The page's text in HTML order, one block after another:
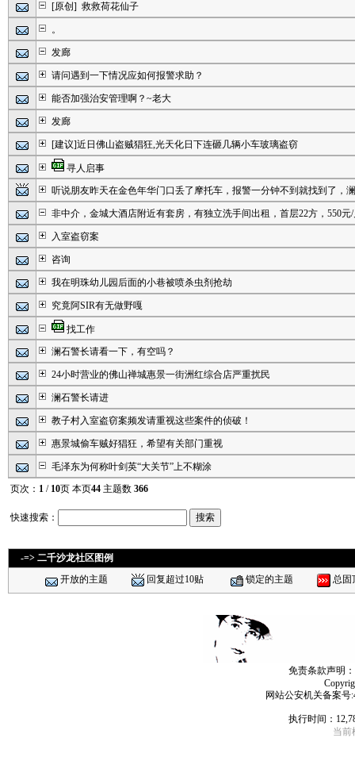
[原创] 救救荷花仙子
。
发廊
请问遇到一下情况应如何报警求助？
能否加强治安管理啊？~老大
发廊
[建议]近日佛山盗贼猖狂,光天化日下连砸几辆小车玻璃盗窃
寻人启事
听说朋友昨天在金色年华门口丢了摩托车，报警一分钟不到就找到了，
非中介，金城大酒店附近有套房，有独立洗手间出租，首层22方，550元
入室盗窃案
咨询
我在明珠幼儿园后面的小巷被喷杀虫剂抢劫
究竟阿SIR有无做野嘎
找工作
澜石警长请看一下，有空吗？
24小时营业的佛山禅城惠景一街洲红综合店严重扰民
澜石警长请进
教子村入室盗窃案频发请重视这些案件的侦破！
惠景城偷车贼好猖狂，希望有关部门重视
毛泽东为何称叶剑英“大关节”上不糊涂
页次： 1 /10页 本页44 主题数 366
快速搜索：
-=> 二千沙龙社区图例
开放的主题
回复超过10贴 锁定的主题 总固
免责条款声明
网站公安机关备案号
执行时间：
当前